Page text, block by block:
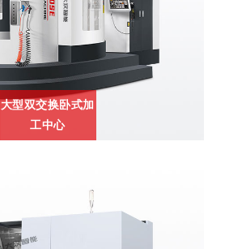
大型双交换卧式加
工中心